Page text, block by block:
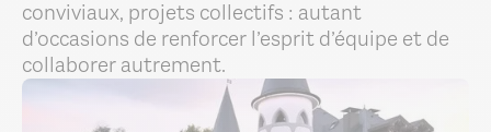
conviviaux, projets collectifs : autant
d’occasions de renforcer l’esprit d’équipe et de
collaborer autrement.